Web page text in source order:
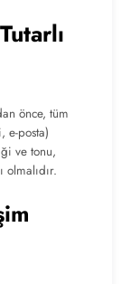
önce, tüm
e-posta)
ve tonu,
olmalıdır.